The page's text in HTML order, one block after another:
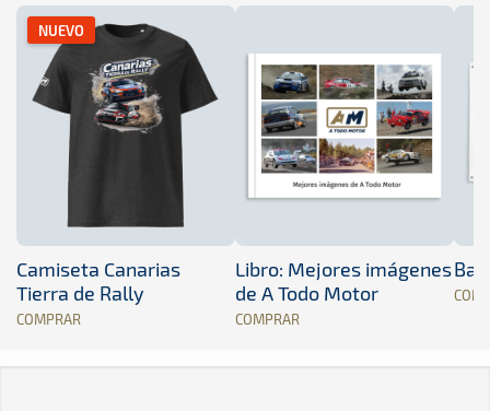
NUEVO
Camiseta Canarias
Tierra de Rally
COMPRAR
Libro: Mejores imágenes
de A Todo Motor
COMPRAR